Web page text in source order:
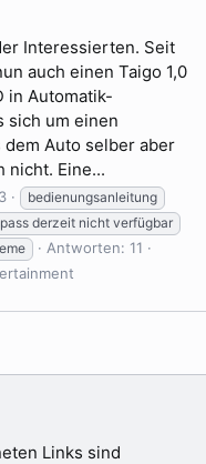
Interessierten. Seit
auch einen Taigo 1,0
in Automatik-
sich um einen
dem Auto selber aber
nicht. Eine...
bedienungsanleitung
derzeit nicht verfügbar
Antworten: 11
Links sind